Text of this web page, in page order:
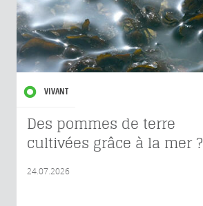
VIVANT
Des pommes de terre
cultivées grâce à la mer ?
24.07.2026